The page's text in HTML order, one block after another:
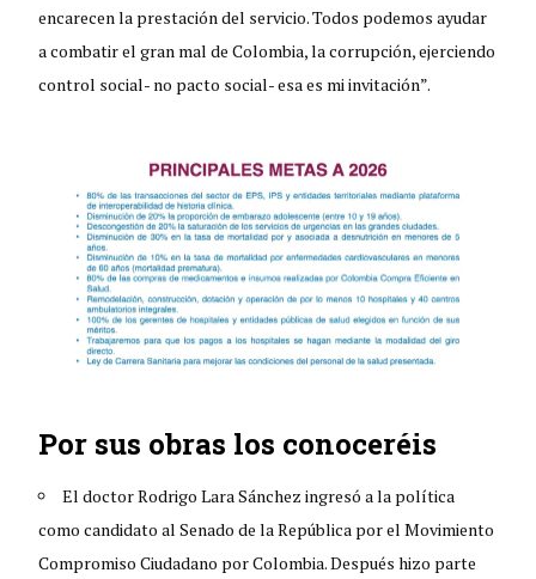
encarecen la prestación del servicio. Todos podemos ayudar
a combatir el gran mal de Colombia, la corrupción, ejerciendo
control social- no pacto social- esa es mi invitación”.
Por sus obras los conoceréis
El doctor Rodrigo Lara Sánchez ingresó a la política
como candidato al Senado de la República por el Movimiento
Compromiso Ciudadano por Colombia. Después hizo parte